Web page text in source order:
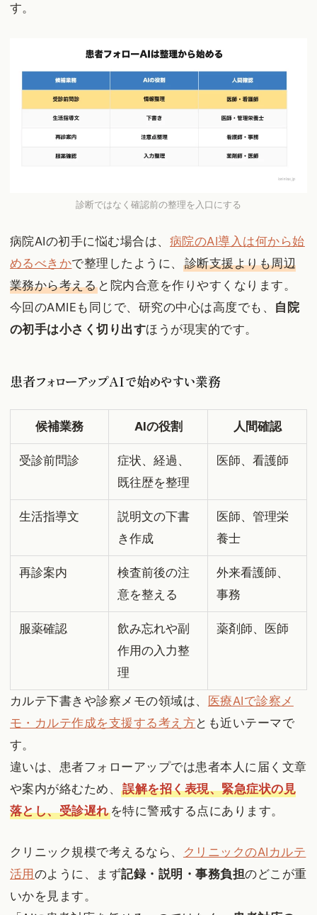
す。
診断ではなく確認前の整理を入口にする
病院AIの初手に悩む場合は、 病院のAI導入は何から始
めるべきかで整理したように、 診断支援よりも周辺
業務から考える と院内合意を作りやすくなります。
今回のAMIEも同じで、研究の中心は高度でも、 自院
の初手は小さく切り出すほうが現実的です。
患者フォローアップAIで始めやすい業務
候補業務 AIの役割 人間確認
受診前問診
症状、経過、
既往歴を整理
医師、看護師
生活指導文
説明文の下書
き作成
医師、管理栄
養士
再診案内
検査前後の注
意を整える
外来看護師、
事務
服薬確認
飲み忘れや副
作用の入力整
理
薬剤師、医師
カルテ下書きや診察メモの領域は、
医療AIで診察メ
モ・カルテ作成を支援する考え方とも近いテーマで
す。
違いは、患者フォローアップでは患者本人に届く文章
や案内が絡むため、誤解を招く表現、緊急症状の見
落とし、受診遅れを特に警戒する点にあります。
クリニック規模で考えるなら、
クリニックのAIカルテ
活用のように、まず記録・説明・事務負担のどこが重
いかを見ます。